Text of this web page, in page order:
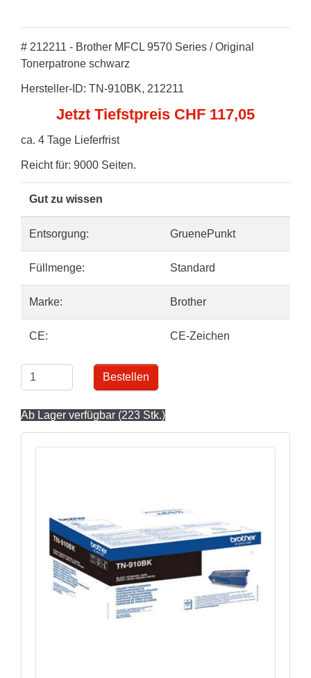
# 212211 - Brother MFCL 9570 Series / Original
Tonerpatrone schwarz
Hersteller-ID: TN-910BK, 212211
Jetzt Tiefstpreis CHF 117,05
ca. 4 Tage Lieferfrist
Reicht für: 9000 Seiten.
Gut zu wissen
Entsorgung: GruenePunkt
Füllmenge: Standard
Marke: Brother
CE: CE-Zeichen
Bestellen
Ab Lager verfügbar (223 Stk.)